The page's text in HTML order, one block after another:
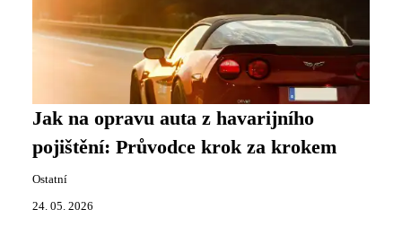
Jak na opravu auta z havarijního
pojištění: Průvodce krok za krokem
Ostatní
24. 05. 2026